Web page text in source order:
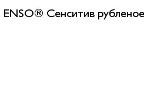
ENSO® Сенситив